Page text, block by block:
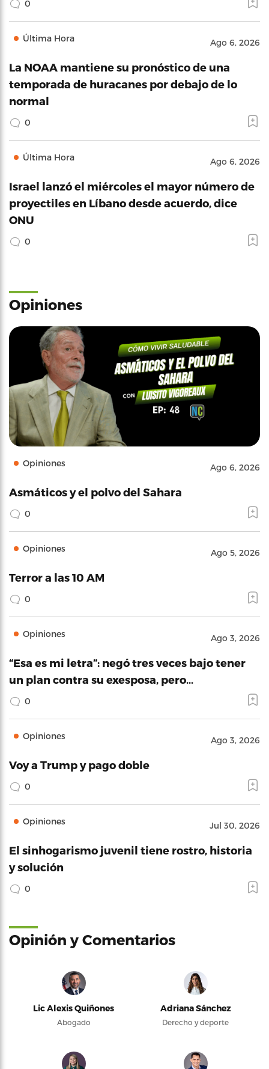
0
Última Hora Ago 6, 2026
La NOAA mantiene su pronóstico de una
temporada de huracanes por debajo de lo
normal
0
Última Hora Ago 6, 2026
Israel lanzó el miércoles el mayor número de
proyectiles en Líbano desde acuerdo, dice
ONU
0
Opiniones
Opiniones Ago 6, 2026
Asmáticos y el polvo del Sahara
0
Opiniones Ago 5, 2026
Terror a las 10 AM
0
Opiniones Ago 3, 2026
“Esa es mi letra”: negó tres veces bajo tener
un plan contra su exesposa, pero…
0
Opiniones Ago 3, 2026
Voy a Trump y pago doble
0
Opiniones Jul 30, 2026
El sinhogarismo juvenil tiene rostro, historia
y solución
0
Opinión y Comentarios
Lic Alexis Quiñones
Abogado
Adriana Sánchez
Derecho y deporte